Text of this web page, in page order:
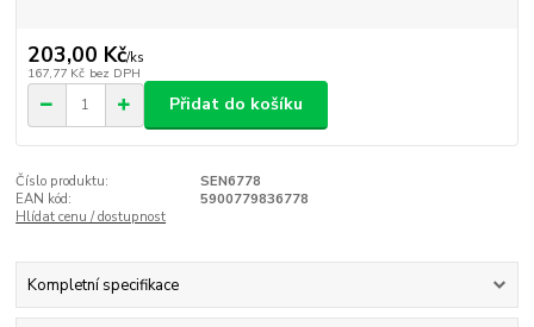
203,00 Kč/ks
167,77 Kč bez DPH
Přidat do košíku
Číslo produktu:
SEN6778
EAN kód:
5900779836778
Hlídat cenu / dostupnost
Kompletní specifikace